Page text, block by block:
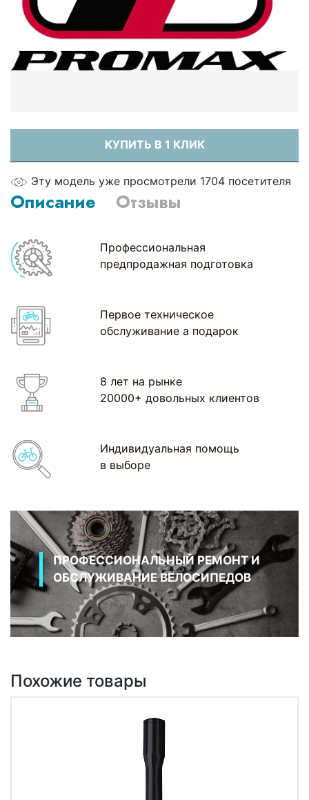
КУПИТЬ В 1 КЛИК
Эту модель уже просмотрели 1704 посетителя
Описание Отзывы
Профессиональная
предпродажная подготовка
Первое техническое
обслуживание а подарок
8 лет на рынке
20000+ довольных клиентов
Индивидуальная помощь
в выборе
ПРОФЕССИОНАЛЬНЫЙ РЕМОНТ И
ОБСЛУЖИВАНИЕ ВЕЛОСИПЕДОВ
Похожие товары